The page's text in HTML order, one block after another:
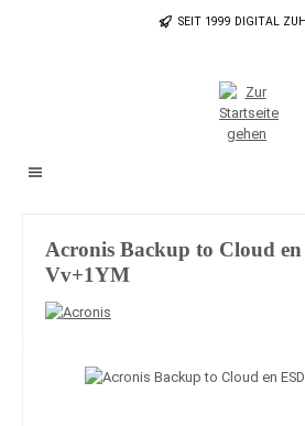
Zum Hauptinhalt springen SEIT 1999 DIGITAL
Acronis Backup to Cloud
Vv+1YM
Bildergalerie überspringen